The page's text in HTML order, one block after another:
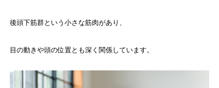
後頭下筋群という小さな筋肉があり、
目の動きや頭の位置とも深く関係しています。